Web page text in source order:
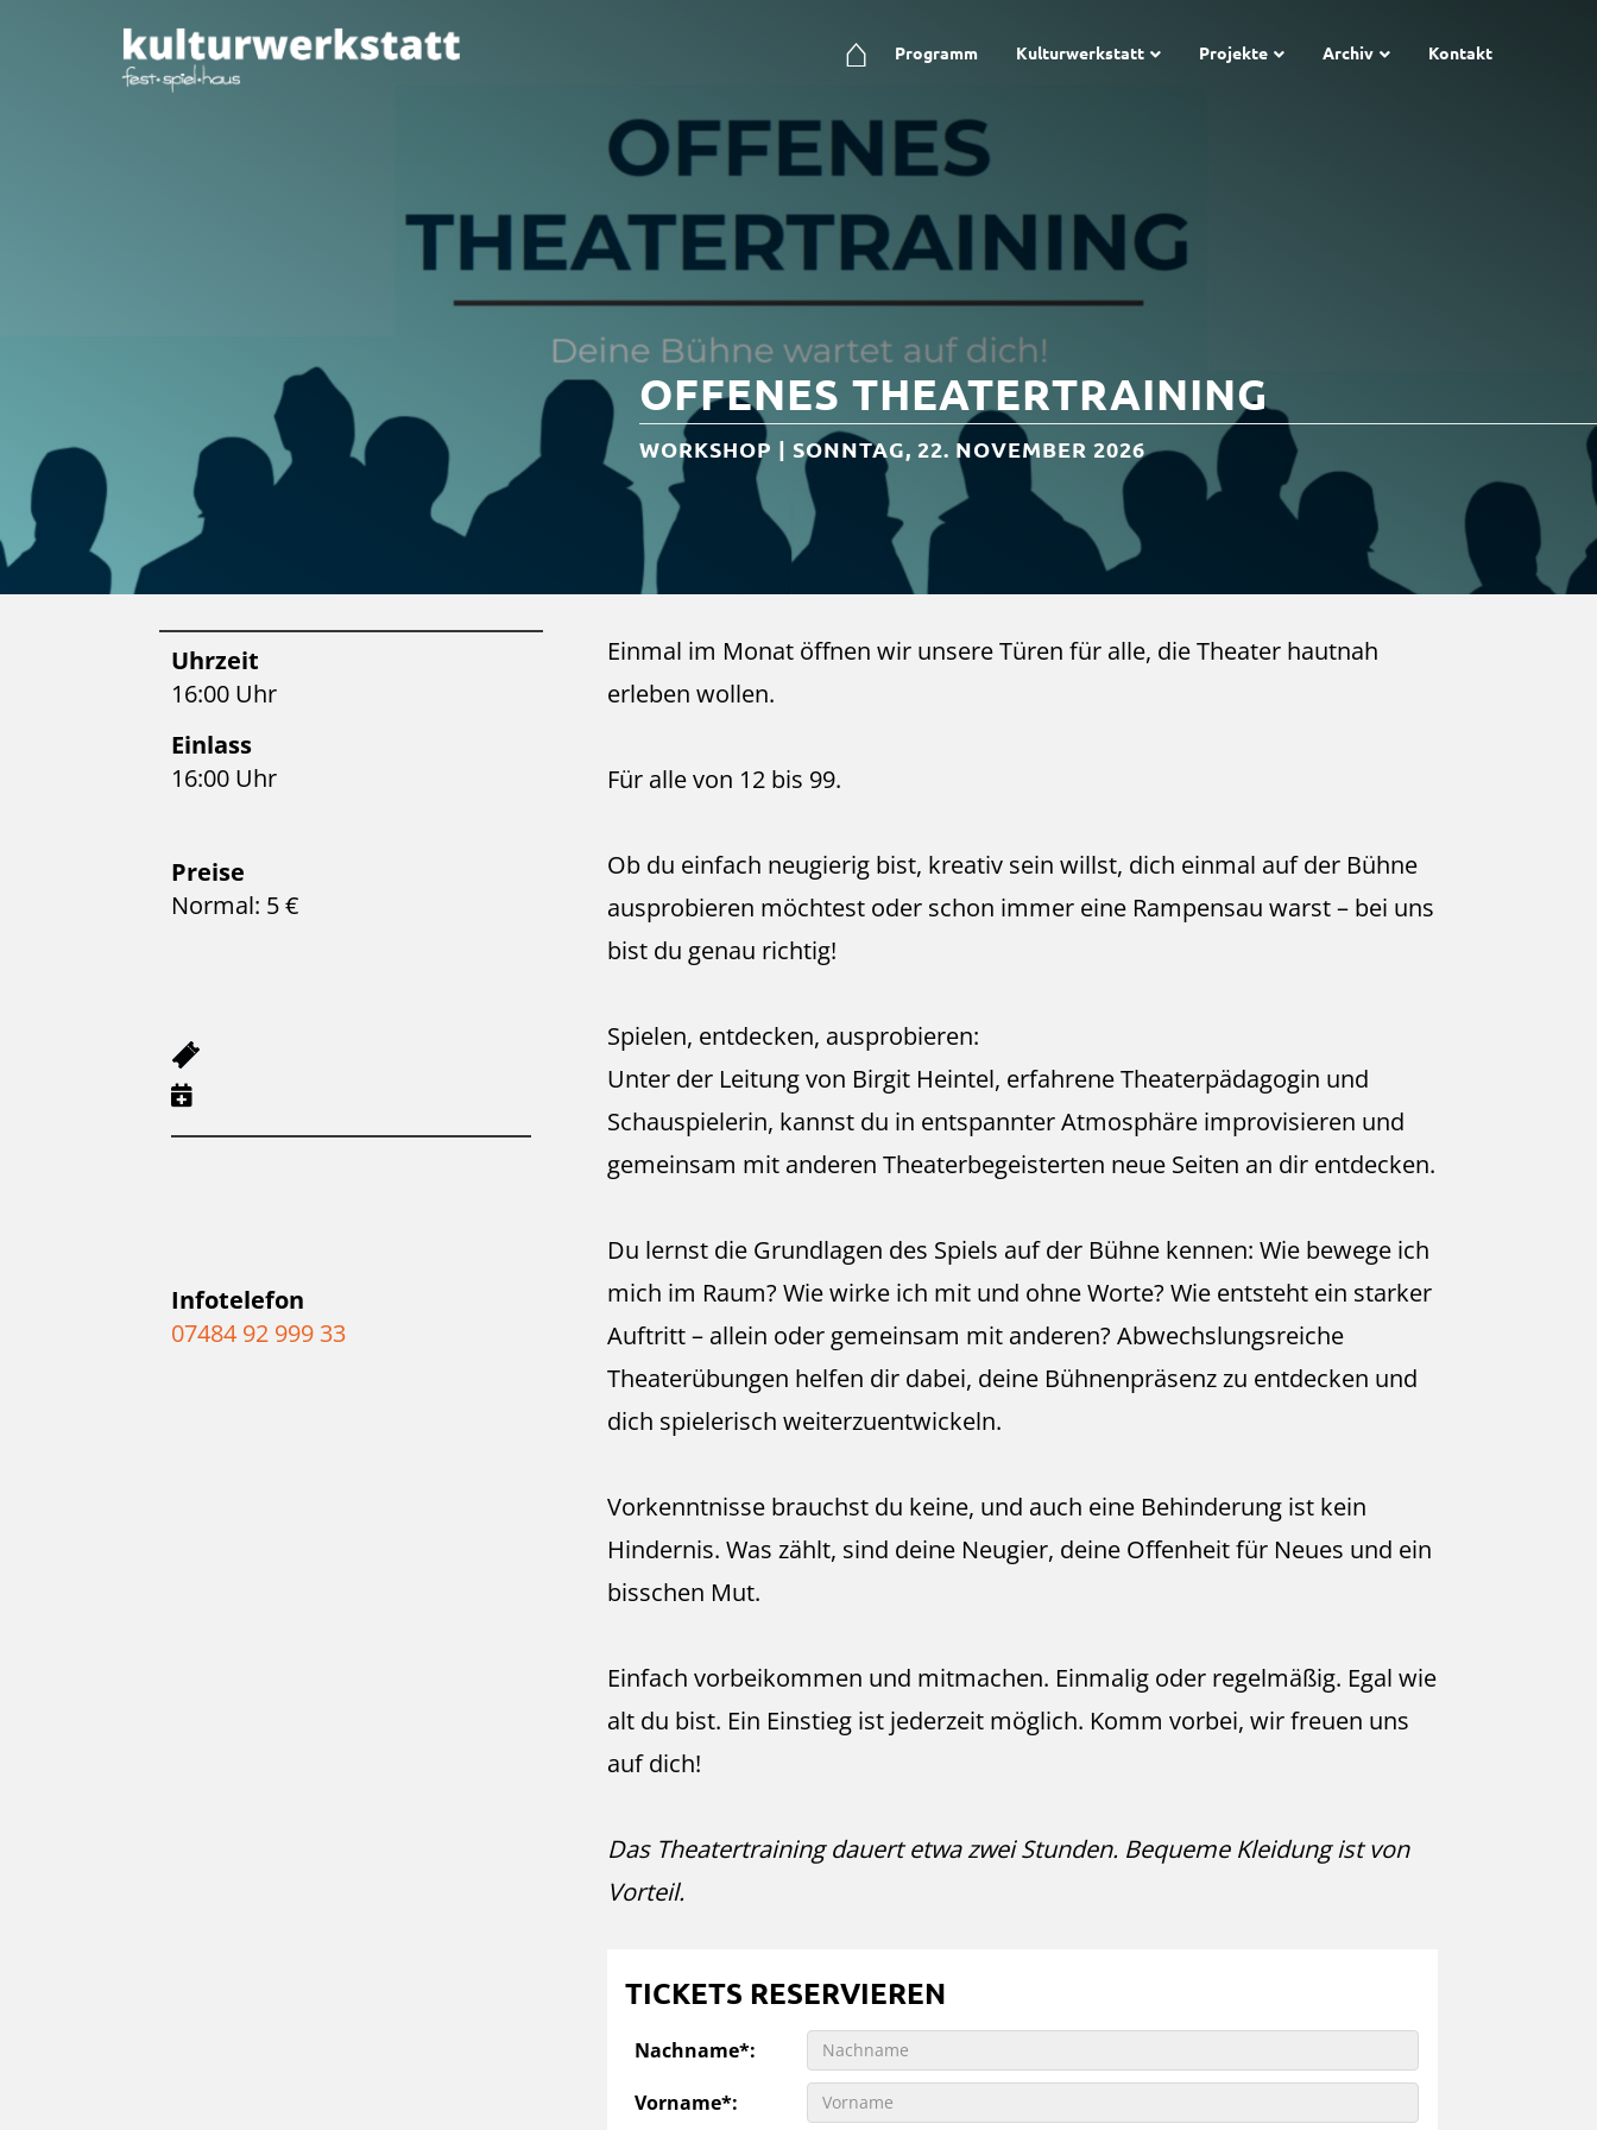
⌂ Programm Kulturwerkstatt Projekte Archiv Kontakt
OFFENES THEATERTRAINING
WORKSHOP | SONNTAG, 22. NOVEMBER 2026
Uhrzeit
16:00 Uhr
Einlass
16:00 Uhr
Preise
Normal: 5 €
Infotelefon
07484 92 999 33
Einmal im Monat öffnen wir unsere Türen für alle, die Theater hautnah
erleben wollen.
Für alle von 12 bis 99.
Ob du einfach neugierig bist, kreativ sein willst, dich einmal auf der Bühne
ausprobieren möchtest oder schon immer eine Rampensau warst – bei uns
bist du genau richtig!
Spielen, entdecken, ausprobieren:
Unter der Leitung von Birgit Heintel, erfahrene Theaterpädagogin und
Schauspielerin, kannst du in entspannter Atmosphäre improvisieren und
gemeinsam mit anderen Theaterbegeisterten neue Seiten an dir entdecken.
Du lernst die Grundlagen des Spiels auf der Bühne kennen: Wie bewege ich
mich im Raum? Wie wirke ich mit und ohne Worte? Wie entsteht ein starker
Auftritt – allein oder gemeinsam mit anderen? Abwechslungsreiche
Theaterübungen helfen dir dabei, deine Bühnenpräsenz zu entdecken und
dich spielerisch weiterzuentwickeln.
Vorkenntnisse brauchst du keine, und auch eine Behinderung ist kein
Hindernis. Was zählt, sind deine Neugier, deine Offenheit für Neues und ein
bisschen Mut.
Einfach vorbeikommen und mitmachen. Einmalig oder regelmäßig. Egal wie
alt du bist. Ein Einstieg ist jederzeit möglich. Komm vorbei, wir freuen uns
auf dich!
Das Theatertraining dauert etwa zwei Stunden. Bequeme Kleidung ist von
Vorteil.
TICKETS RESERVIEREN
Nachname*:
Vorname*: